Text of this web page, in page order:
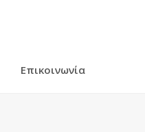
Επικοινωνία